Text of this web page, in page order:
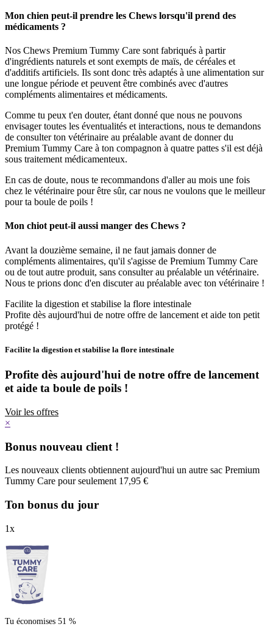
Mon chien peut-il prendre les Chews lorsqu'il prend des
médicaments ?
Nos Chews Premium Tummy Care sont fabriqués à partir
d'ingrédients naturels et sont exempts de maïs, de céréales et
d'additifs artificiels. Ils sont donc très adaptés à une alimentation sur
une longue période et peuvent être combinés avec d'autres
compléments alimentaires et médicaments.
Comme tu peux t'en douter, étant donné que nous ne pouvons
envisager toutes les éventualités et interactions, nous te demandons
de consulter ton vétérinaire au préalable avant de donner du
Premium Tummy Care à ton compagnon à quatre pattes s'il est déjà
sous traitement médicamenteux.
En cas de doute, nous te recommandons d'aller au mois une fois
chez le vétérinaire pour être sûr, car nous ne voulons que le meilleur
pour ta boule de poils !
Mon chiot peut-il aussi manger des Chews ?
Avant la douzième semaine, il ne faut jamais donner de
compléments alimentaires, qu'il s'agisse de Premium Tummy Care
ou de tout autre produit, sans consulter au préalable un vétérinaire.
Nous te prions donc d'en discuter au préalable avec ton vétérinaire !
Facilite la digestion et stabilise la flore intestinale
Profite dès aujourd'hui de notre offre de lancement et aide ton petit
protégé !
Facilite la digestion et stabilise la flore intestinale
Profite dès aujourd'hui de notre offre de lancement
et aide ta boule de poils !
Voir les offres
×
Bonus nouveau client !
Les nouveaux clients obtiennent aujourd'hui un autre sac Premium
Tummy Care pour seulement 17,95 €
Ton bonus du jour
1x
Tu économises 51 %